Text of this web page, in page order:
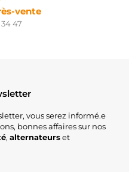
vente
47
vous serez informé.e
bonnes affaires sur nos
, alternateurset